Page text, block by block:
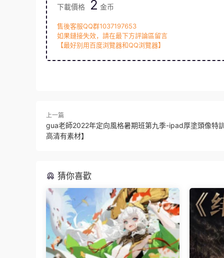
下載價格 2 金币
售後客服QQ群1037197653
如果鏈接失效，請在最下方評論區留言
【最好别用百度浏覽器和QQ浏覽器】
上一篇
gua老師2022年定向風格暑期班第九季-ipad厚塗頭像特
高清有素材】
猜你喜歡